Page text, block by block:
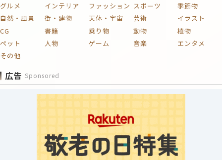
グルメ インテリア ファッション スポーツ
季節物
自然・風景
街・建物 天体・宇宙 芸術
イラスト
CG
書籍 乗り物 動物
植物
ペット
人物 ゲーム 音楽
エンタメ
その他
広告 Sponsored